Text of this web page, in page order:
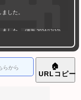
した。
ました。(更新 2024/12/10)
た。
らから
🏠
URL コピー